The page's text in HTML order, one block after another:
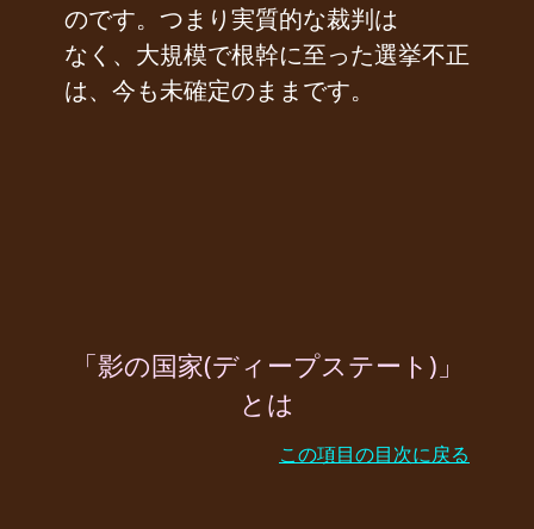
のです。つまり実質的な裁判は
なく、大規模で根幹に至った選挙不正
は、今も未確定のままです。
「影の国家(ディープステート)」
とは
この項目の目次に戻る